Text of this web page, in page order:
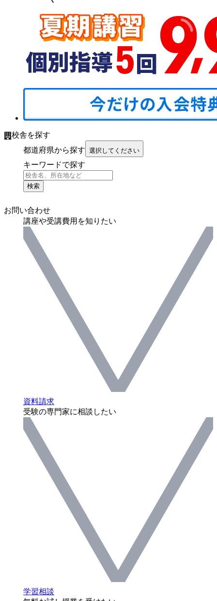
校舎を探す
都道府県から探す 選択してください
キーワードで探す
検索
お問い合わせ
講座や受講費用を知りたい
資料請求
受験の専門家に相談したい
学習相談